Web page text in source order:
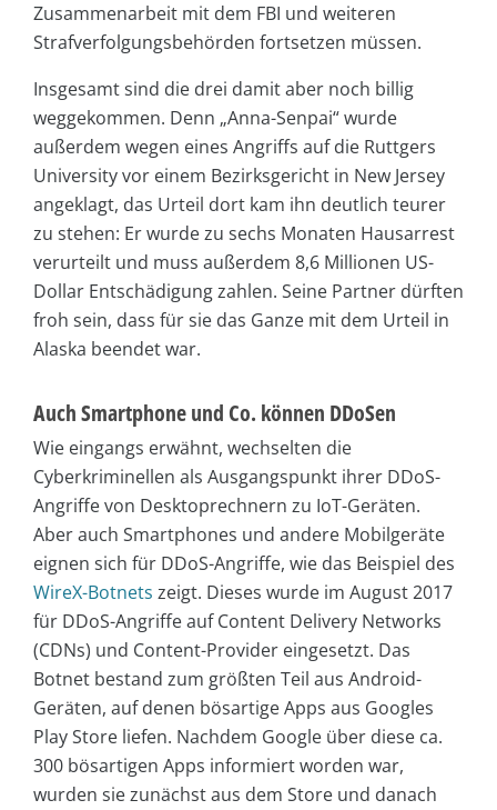
Zusammenarbeit mit dem FBI und weiteren
Strafverfolgungsbehörden fortsetzen müssen.
Insgesamt sind die drei damit aber noch billig
weggekommen. Denn „Anna-Senpai“ wurde
außerdem wegen eines Angriffs auf die Ruttgers
University vor einem Bezirksgericht in New Jersey
angeklagt, das Urteil dort kam ihn deutlich teurer
zu stehen: Er wurde zu sechs Monaten Hausarrest
verurteilt und muss außerdem 8,6 Millionen US-
Dollar Entschädigung zahlen. Seine Partner dürften
froh sein, dass für sie das Ganze mit dem Urteil in
Alaska beendet war.
Auch Smartphone und Co. können DDoSen
Wie eingangs erwähnt, wechselten die
Cyberkriminellen als Ausgangspunkt ihrer DDoS-
Angriffe von Desktoprechnern zu IoT-Geräten.
Aber auch Smartphones und andere Mobilgeräte
eignen sich für DDoS-Angriffe, wie das Beispiel des
WireX-Botnets zeigt. Dieses wurde im August 2017
für DDoS-Angriffe auf Content Delivery Networks
(CDNs) und Content-Provider eingesetzt. Das
Botnet bestand zum größten Teil aus Android-
Geräten, auf denen bösartige Apps aus Googles
Play Store liefen. Nachdem Google über diese ca.
300 bösartigen Apps informiert worden war,
wurden sie zunächst aus dem Store und danach